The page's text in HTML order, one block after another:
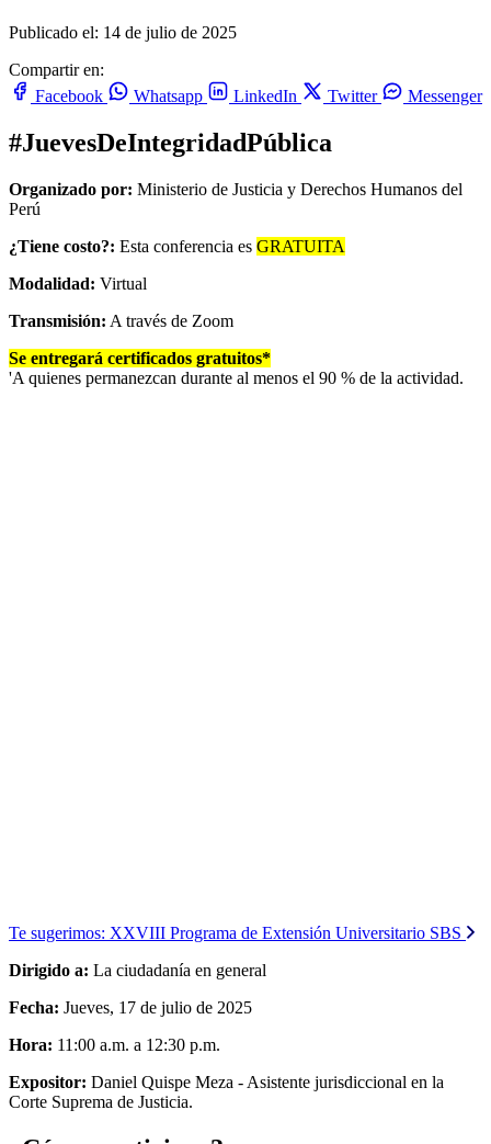
Publicado el: 14 de julio de 2025
Compartir en:
Facebook
Whatsapp LinkedIn Twitter Messenger
#JuevesDeIntegridadPública
Organizado por: Ministerio de Justicia y Derechos Humanos del
Perú
¿Tiene costo?: Esta conferencia es GRATUITA
Modalidad: Virtual
Transmisión: A través de Zoom
Se entregará certificados gratuitos*
'A quienes permanezcan durante al menos el 90 % de la actividad.
Te sugerimos: XXVIII Programa de Extensión Universitario SBS
Dirigido a: La ciudadanía en general
Fecha: Jueves, 17 de julio de 2025
Hora: 11:00 a.m. a 12:30 p.m.
Expositor: Daniel Quispe Meza - Asistente jurisdiccional en la
Corte Suprema de Justicia.